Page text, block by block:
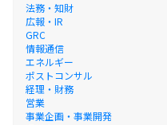
法務・知財
広報・IR
GRC
情報通信
エネルギー
ポストコンサル
経理・財務
営業
事業企画・事業開発